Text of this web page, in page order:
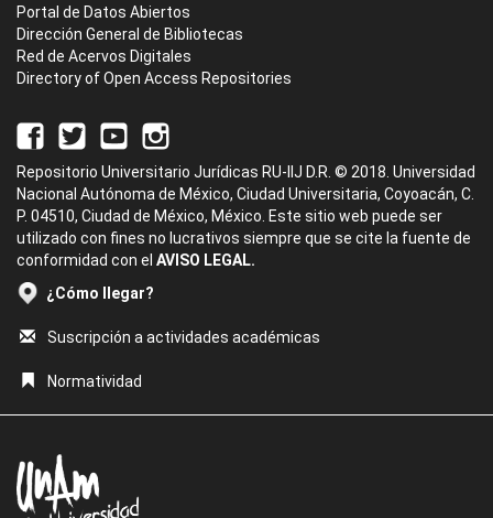
Portal de Datos Abiertos
Dirección General de Bibliotecas
Red de Acervos Digitales
Directory of Open Access Repositories
Repositorio Universitario Jurídicas RU-IIJ D.R. © 2018. Universidad
Nacional Autónoma de México, Ciudad Universitaria, Coyoacán, C.
P. 04510, Ciudad de México, México. Este sitio web puede ser
utilizado con fines no lucrativos siempre que se cite la fuente de
conformidad con el AVISO LEGAL.
¿Cómo llegar?
Suscripción a actividades académicas
Normatividad